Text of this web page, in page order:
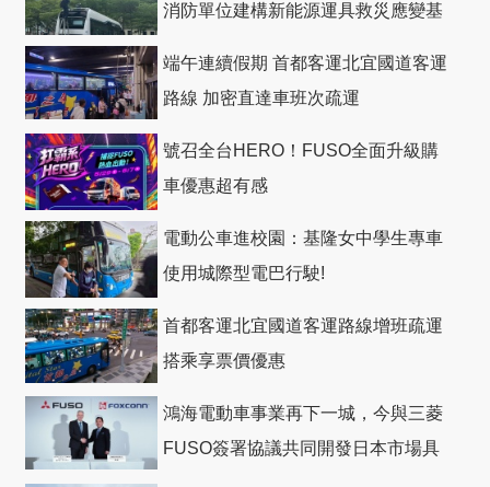
消防單位建構新能源運具救災應變基
端午連續假期 首都客運北宜國道客運
路線 加密直達車班次疏運
號召全台HERO！FUSO全面升級購
車優惠超有感
電動公車進校園：基隆女中學生專車
使用城際型電巴行駛!
首都客運北宜國道客運路線增班疏運
搭乘享票價優惠
鴻海電動車事業再下一城，今與三菱
FUSO簽署協議共同開發日本市場具